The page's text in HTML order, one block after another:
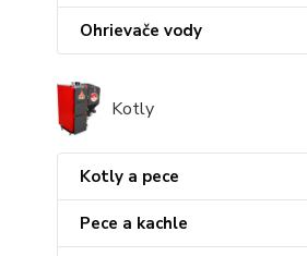
Ohrievače vody
Kotly
Kotly a pece
Pece a kachle